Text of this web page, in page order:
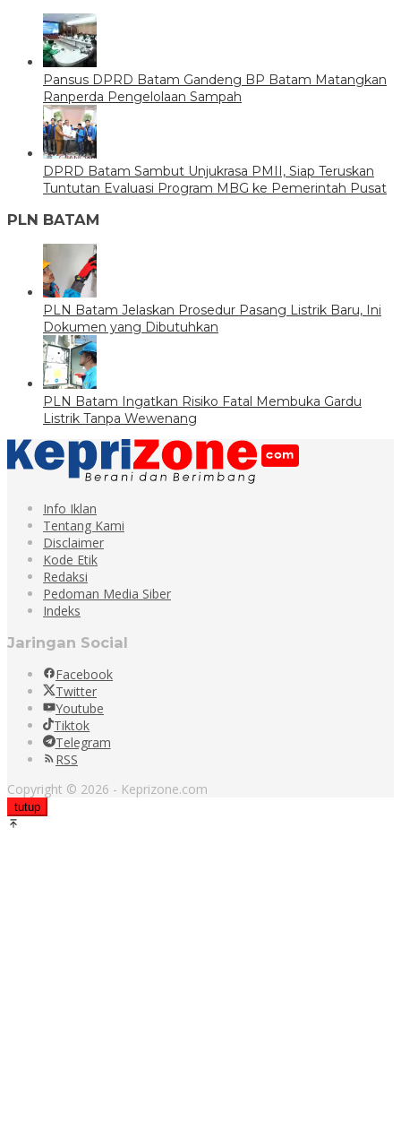
Pansus DPRD Batam Gandeng BP Batam Matangkan
Ranperda Pengelolaan Sampah
DPRD Batam Sambut Unjukrasa PMII, Siap Teruskan
Tuntutan Evaluasi Program MBG ke Pemerintah Pusat
PLN BATAM
PLN Batam Jelaskan Prosedur Pasang Listrik Baru, Ini
Dokumen yang Dibutuhkan
PLN Batam Ingatkan Risiko Fatal Membuka Gardu
Listrik Tanpa Wewenang
Info Iklan
Tentang Kami
Disclaimer
Kode Etik
Redaksi
Pedoman Media Siber
Indeks
Jaringan Social
Facebook
Twitter
Youtube
Tiktok
Telegram
RSS
Copyright © 2026 - Keprizone.com
tutup